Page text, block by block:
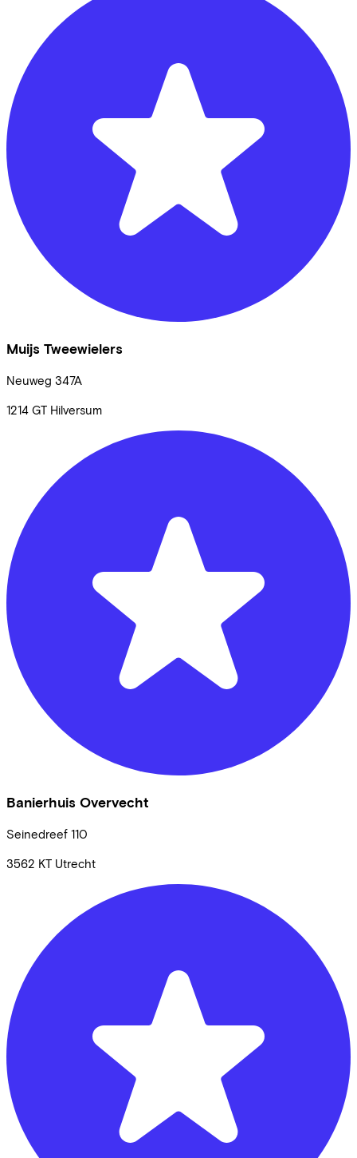
Muijs Tweewielers
Neuweg 347A
1214 GT Hilversum
Banierhuis Overvecht
Seinedreef 110
3562 KT Utrecht